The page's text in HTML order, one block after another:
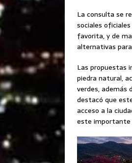
La consulta se
sociales
favorita, y de
alternativas
Las propuestas
piedra natural,
verdes, además
destacó que
acceso a la
este importante